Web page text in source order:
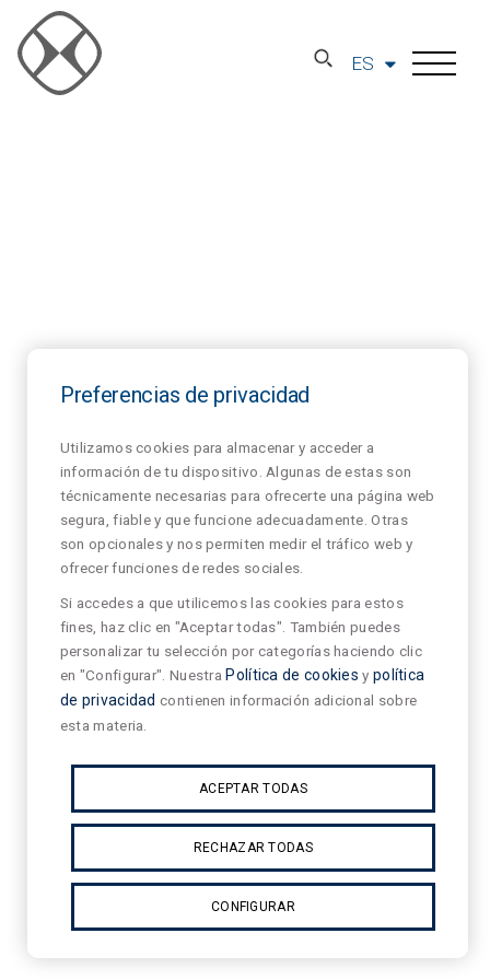
ES
Preferencias de privacidad
Utilizamos cookies para almacenar y acceder a
información de tu dispositivo. Algunas de estas son
técnicamente necesarias para ofrecerte una página web
segura, fiable y que funcione adecuadamente. Otras
son opcionales y nos permiten medir el tráfico web y
ofrecer funciones de redes sociales.
Si accedes a que utilicemos las cookies para estos
fines, haz clic en "Aceptar todas". También puedes
personalizar tu selección por categorías haciendo clic
en "Configurar". Nuestra Política de cookies y política
de privacidad contienen información adicional sobre
esta materia.
ACEPTAR TODAS
RECHAZAR TODAS
CONFIGURAR